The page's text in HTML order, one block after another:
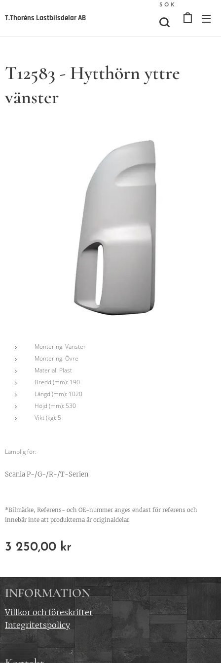
T.Thoréns Lastbilsdelar AB
SÖK
T12583 - Hytthörn yttre
vänster
Montering: Vänster
Montering: Övre
Material: Plast
Bredd (mm): 190
Längd (mm): 1020
Höjd (mm): 530
Vikt(kg): 5
Lämplig för:
Scania P-/G-/R-/T-Serien
*Bilmärke, Referens- och OE-nummer anges endast för referens och
innebär inte att produkterna är originaldelar.
3 250,00 kr
INFORMATION
Villkor och föreskrifter
Integritetspolicy